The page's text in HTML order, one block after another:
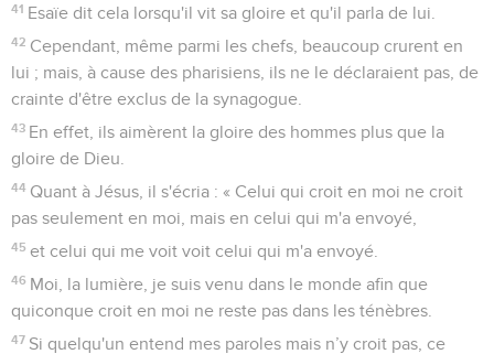
41 Esaïe dit cela lorsqu'il vit sa gloire et qu'il parla de lui.
42 Cependant, même parmi les chefs, beaucoup crurent en
lui ; mais, à cause des pharisiens, ils ne le déclaraient pas, de
crainte d'être exclus de la synagogue.
43 En effet, ils aimèrent la gloire des hommes plus que la
gloire de Dieu.
44 Quant à Jésus, il s'écria : « Celui qui croit en moi ne croit
pas seulement en moi, mais en celui qui m'a envoyé,
45 et celui qui me voit voit celui qui m'a envoyé.
46 Moi, la lumière, je suis venu dans le monde afin que
quiconque croit en moi ne reste pas dans les ténèbres.
47 Si quelqu'un entend mes paroles mais n’y croit pas, ce